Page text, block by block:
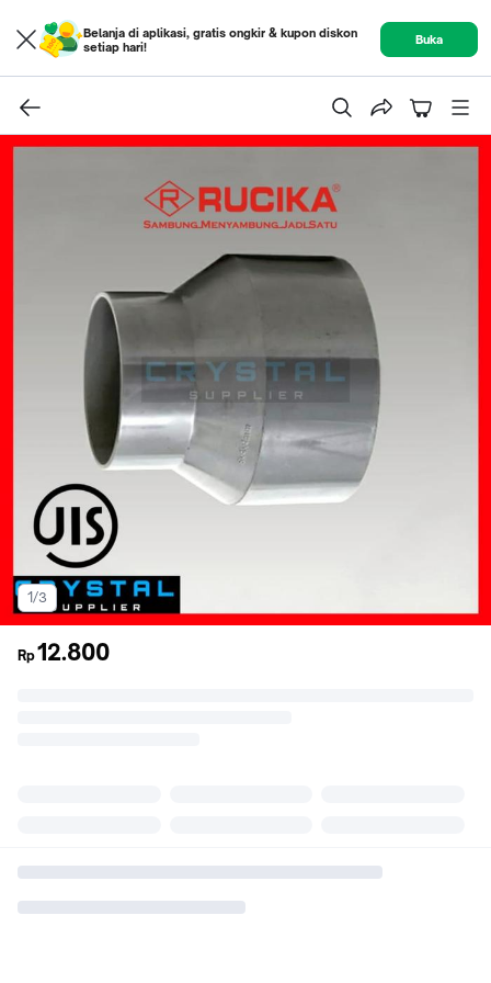
Belanja di aplikasi, gratis ongkir & kupon diskon
setiap hari!
Buka
1/3
Rp12.800